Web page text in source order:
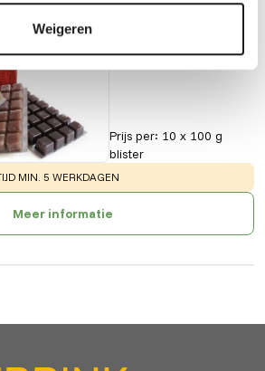
Weigeren
90207
Prijs per: 10 x 100 g
blister
MIN. 5 WERKDAGEN
Meer informatie